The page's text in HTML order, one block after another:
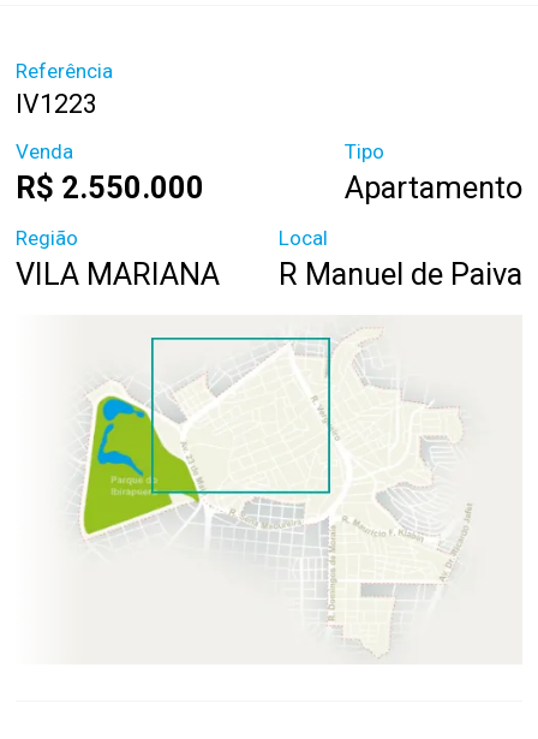
Referência
IV1223
Venda
R$ 2.550.000
Tipo
Apartamento
Região
VILA MARIANA
Local
R Manuel de Paiva